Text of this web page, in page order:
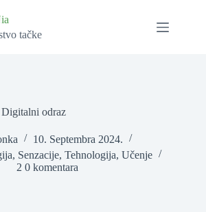
tačke
Digitalni odraz
10. Septembra 2024.
, Senzacije,Tehnologija,Učenje
2 0 komentara